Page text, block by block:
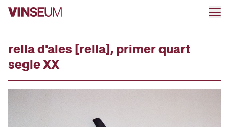
Anar al contingut
rella d'ales [rella], primer quart
segle XX